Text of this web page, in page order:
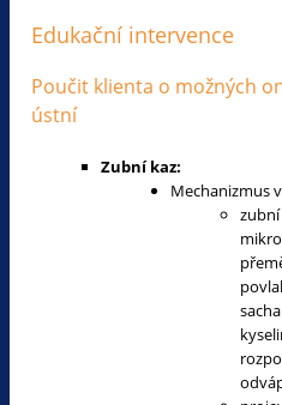
Edukační intervence
Poučit klienta o možných
ústní
Zubní kaz:
Mechanizmus